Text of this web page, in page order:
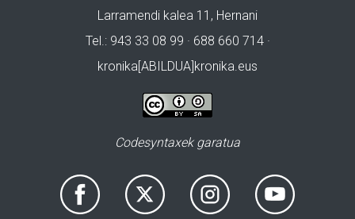
Larramendi kalea 11, Hernani
Tel.: 943 33 08 99 · 688 660 714 ·
kronika[ABILDUA]kronika.eus
Codesyntaxek garatua